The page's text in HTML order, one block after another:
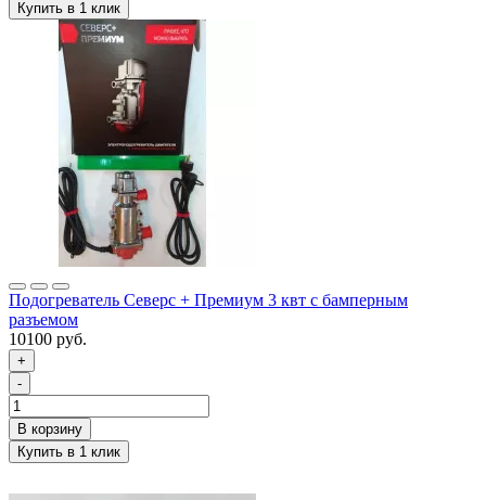
Подогреватель Северс + Премиум 3 квт с бамперным
разъемом
10100 руб.
+
-